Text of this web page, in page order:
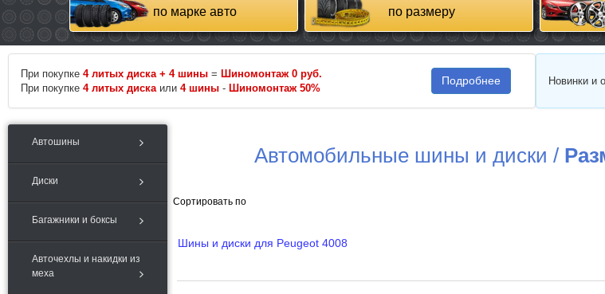
по марке авто
по размеру
При покупке 4 литых диска + 4 шины = Шиномонтаж 0 руб.
При покупке 4 литых диска или 4 шины - Шиномонтаж 50%
Подробнее Новинки и
Автошины
Диски
Багажники и боксы
Авточехлы и накидки из
меха
Автомобильные шины и диски /
Сортировать по
Шины и диски для Peugeot 4008